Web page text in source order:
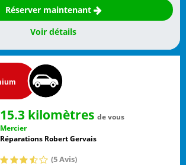
Réserver maintenant
Voir détails
15.3 kilomètres de vous
Mercier
Réparations Robert Gervais
(5 Avis)